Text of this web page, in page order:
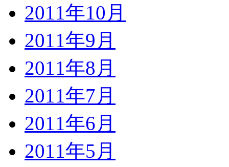
2011年10月
2011年9月
2011年8月
2011年7月
2011年6月
2011年5月